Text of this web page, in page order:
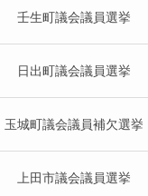
壬生町議会議員選挙
日出町議会議員選挙
玉城町議会議員補欠選挙
上田市議会議員選挙